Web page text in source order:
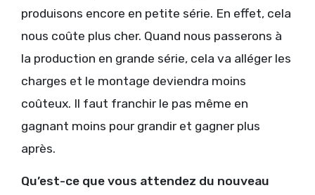
produisons encore en petite série. En effet, cela
nous coûte plus cher. Quand nous passerons à
la production en grande série, cela va alléger les
charges et le montage deviendra moins
coûteux. Il faut franchir le pas même en
gagnant moins pour grandir et gagner plus
après.
Qu’est-ce que vous attendez du nouveau